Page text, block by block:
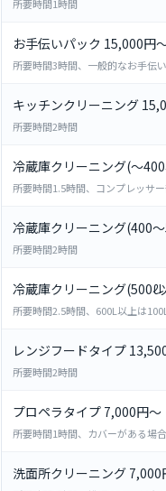
所要時間1時間
お手伝いパック 15,000円
所要時間3時間、一般的なお手伝
キッチンクリーニング
所要時間2時間
冷蔵庫クリーニング(～
所要時間1.5時間、コンプレッサ
冷蔵庫クリーニング(400
所要時間2時間
冷蔵庫クリーニング(500ℓ
所要時間2.5時間、600L以上は
レンジフードタイプ
所要時間2時間
プロペラタイプ 7,000円～
所要時間1時間、カバーがある場
洗面所クリーニング